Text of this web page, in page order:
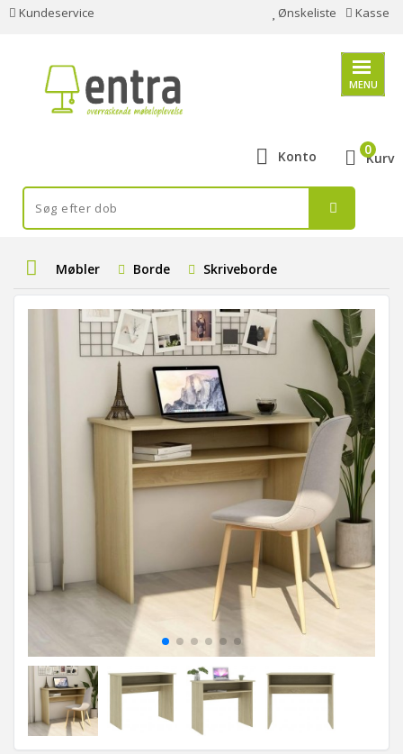
Kundeservice Ønskeliste Kasse
MENU
Konto Kurv
0
Møbler Borde Skriveborde